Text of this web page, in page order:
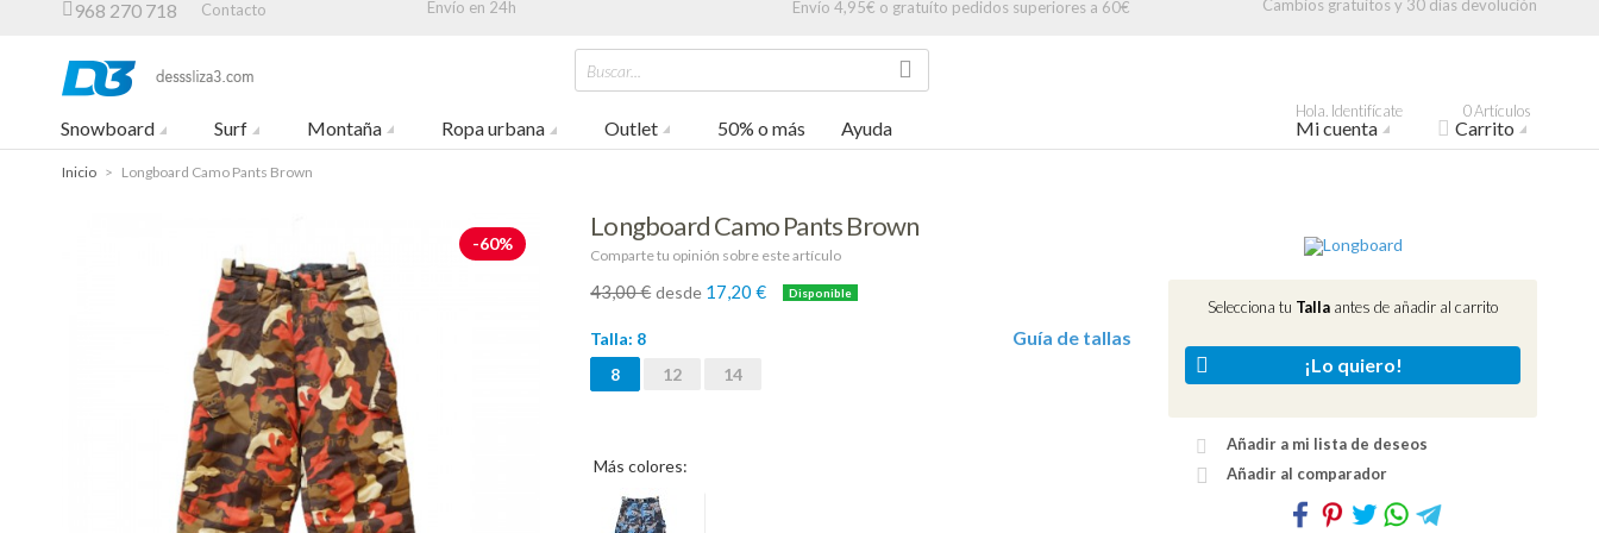
968 270 718 Contacto Envío en 24h Envío 4,95€ o gratuíto pedidos superiores a 60€ Cambios gratuitos y 30 días devolución
Buscar...
Hola. Identifícate
Mi cuenta
0 Artículos
Carrito
Snowboard Surf Montaña Ropa urbana Outlet 50% o más Ayuda
Inicio > Longboard Camo Pants Brown
-60%
Longboard Camo Pants Brown
Comparte tu opinión sobre este artículo
43,00 € desde 17,20 €
Talla: 8 Guía de tallas
8 12 14
Más colores:
Selecciona tu Talla antes de añadir al carrito
¡Lo quiero!
Añadir a mi lista de deseos
Añadir al comparador